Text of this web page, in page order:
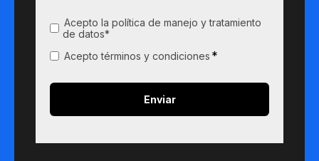
Acepto la política de manejo y tratamiento
de datos*
Acepto términos y condiciones *